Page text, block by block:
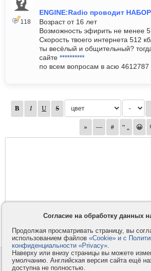
118
ENGINE:Radio проводит
Возраст от 16 лет
Возможность эфирить не менее
Скорость твоего интернета 512
ты весёлый и общительный?
сайте **********
по всем вопросам в асю 4612787
Контакты
Согласие на обработку данных
Продолжая просматривать страницу, вы
использованием файлов «Cookie» и с
конфиденциальности «Privacy».
Наверху или внизу страницы вы можете
умолчанию. Английская версия сайта ещё
доступна не полностью.